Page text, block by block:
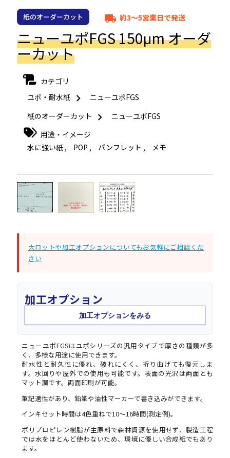
紙のオーダーカット local_shipping 約3～5営業日で発送
ニューユポFGS 150μm オーダ
ーカット
カテゴリ
ユポ・耐水紙
ニューユポFGS
紙のオーダーカット
ニューユポFGS
用途・イメージ
水に強い紙 , POP , パンフレット , メモ
← →
大ロットや加工オプションについてもお気軽にご相談くだ
さい
加工オプション
加工オプションをみる
ニューユポFGSはユポシリーズの汎用タイプで厚さの種類が多
く、多様な用途に使用できます。
耐水性と耐久性に優れ、破れにくく、折り曲げても復元しま
す。水回りや屋外での使用も可能です。表面の光沢は両面とも
マット調です。両面印刷が可能。
筆記適性があり、鉛筆や油性マーカーで書き込みができます。
インキセット時間は4色重ねで10～16時間(測定例)。
ポリプロピレン樹脂が主原料で森林資源を使用せず、製造工程
では水をほとんど使わないため、環境に優しい合成紙でもあり
ます。